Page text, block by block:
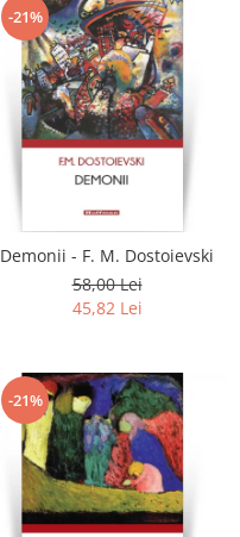
-21%
Demonii - F. M. Dostoievski
58,00 Lei
45,82 Lei
-21%